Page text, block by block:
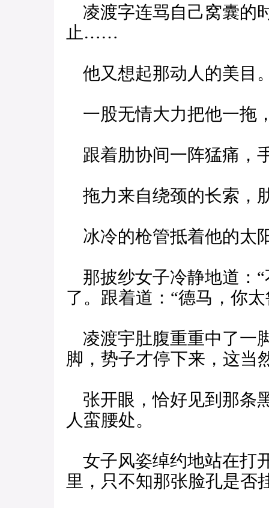
凌渡字连骂自己窝囊的
止……
他又想起那动人的美目
一股无情大力把他一拖
跟着肋协间一阵猛痛，
拖力来自绕颈的长索，
冰冷的枪管抵着他的太
那披纱女子冷静地道：
了。跟着道：“德马，你
凌渡宇肚腹重重中了一
脚，势子才停下来，这当
张开眼，恰好见到那条
人蛮腰处。
女子风姿绰约地站在打
里，只不知那张脸孔是否